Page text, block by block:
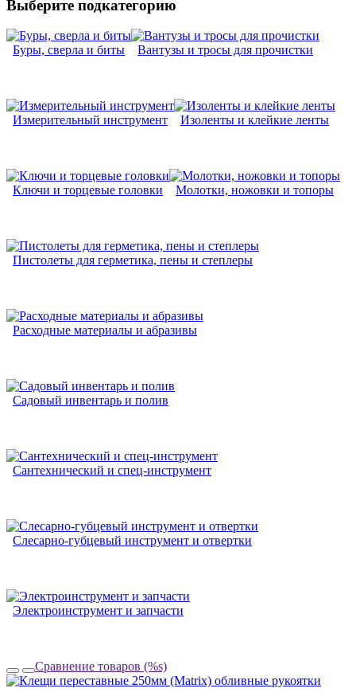
Выберите подкатегорию
Буры, сверла и биты Вантузы и тросы для прочистки
Измерительный инструмент Изоленты и клейкие ленты
Ключи и торцевые головки Молотки, ножовки и топоры
Пистолеты для герметика, пены и степлеры
Расходные материалы и абразивы
Садовый инвентарь и полив
Сантехнический и спец-инструмент
Слесарно-губцевый инструмент и отвертки
Электроинструмент и запчасти
Сравнение товаров (%s)